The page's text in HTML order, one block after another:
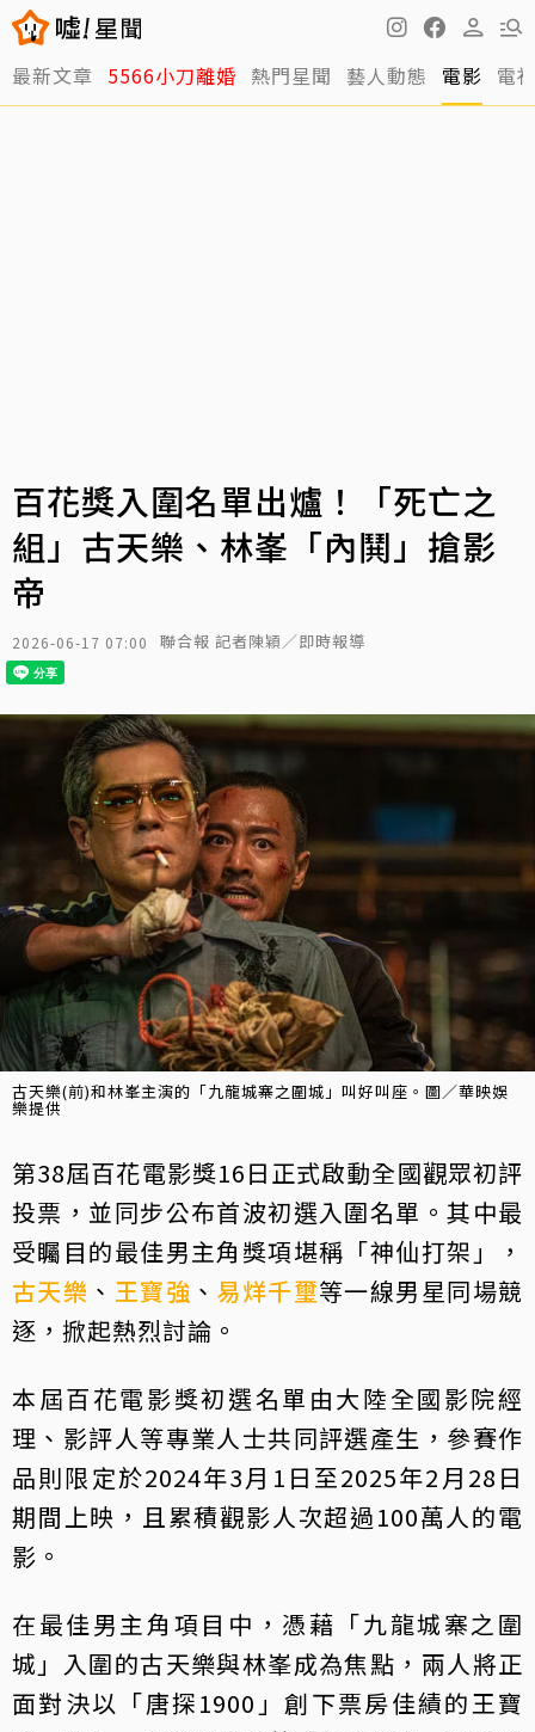
最新文章 5566小刀離婚 熱門星聞 藝人動態 電影 電
百花獎入圍名單出爐！「死亡之
組」古天樂、林峯「內鬨」搶影
帝
2026-06-17 07:00 聯合報 記者陳穎／即時報導
古天樂(前)和林峯主演的「九龍城寨之圍城」叫好叫座。圖／華映娛
樂提供
第38屆百花電影獎16日正式啟動全國觀眾初評
投票，並同步公布首波初選入圍名單。其中最
受矚目的最佳男主角獎項堪稱「神仙打架」，
古天樂 、 王寶強 、 易烊千璽等一線男星同場競
逐，掀起熱烈討論。
本屆百花電影獎初選名單由大陸全國影院經
理、影評人等專業人士共同評選產生，參賽作
品則限定於2024年3月1日至2025年2月28日
期間上映，且累積觀影人次超過100萬人的電
影。
在最佳男主角項目中，憑藉「九龍城寨之圍
城」入圍的古天樂與林峯成為焦點，兩人將正
面對決以「唐探1900」創下票房佳績的王寶